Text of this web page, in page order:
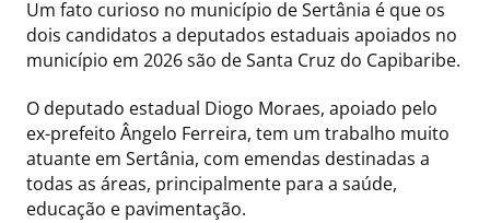
Um fato curioso no município de Sertânia é que os
dois candidatos a deputados estaduais apoiados no
município em 2026 são de Santa Cruz do Capibaribe.
O deputado estadual Diogo Moraes, apoiado pelo
ex-prefeito Ângelo Ferreira, tem um trabalho muito
atuante em Sertânia, com emendas destinadas a
todas as áreas, principalmente para a saúde,
educação e pavimentação.